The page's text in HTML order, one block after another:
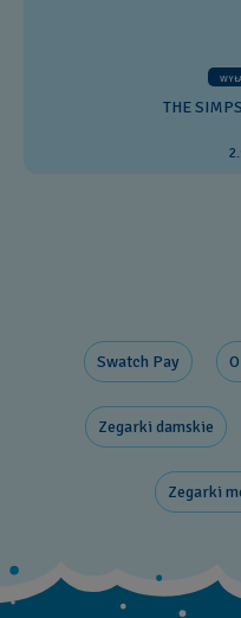
THE
Swatch Pay
Zegarki damskie
Zegarki